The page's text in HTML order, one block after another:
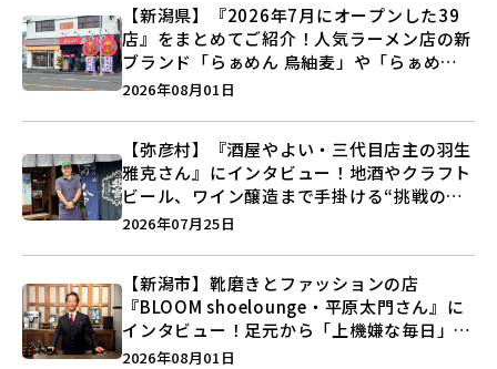
【新潟県】『2026年7月にオープンした39
店』をまとめてご紹介！人気ラーメン店の新
ブランド「らぁめん 鳥紬麦」や「らぁめん
しょうがの空」など盛りだくさん♪
2026年08月01日
【弥彦村】『酒屋やよい・三代目店主の羽生
雅克さん』にインタビュー！地酒やクラフト
ビール、ワイン醸造まで手掛ける“挑戦の歴
史”に迫る♪
2026年07月25日
【新潟市】靴磨きとファッションの店
『BLOOM shoelounge・平原太門さん』に
インタビュー！足元から「上機嫌な毎日」を
つくる装いの提案とは？
2026年08月01日